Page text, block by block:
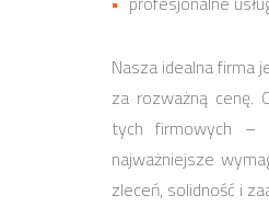
Nasza idealna firma
za rozważną cenę.
tych firmowych –
najważniejsze
zleceń, solidność i